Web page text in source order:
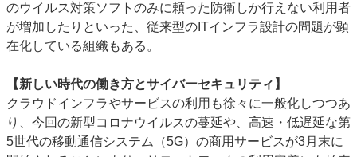
のウイルス対策ソフトのみに頼った防衛しか行えない利用者
が増加したりといった、従来型のITインフラ設計の問題が顕
在化している組織もある。
【新しい時代の働き方とサイバーセキュリティ】
クラウドインフラやサービスの利用も徐々に一般化しつつあ
り、今回の新型コロナウイルスの蔓延や、高速・低遅延な第
5世代の移動通信システム（5G）の商用サービスが3月末に